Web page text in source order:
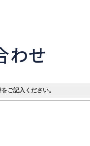
わせ
ご記入ください。